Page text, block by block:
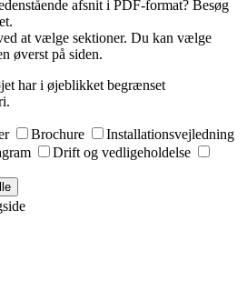
afsnit i PDF-format? Besøg
at vælge sektioner. Du kan vælge
øverst på siden.
har i øjeblikket begrænset
Brochure
Installationsvejledning
Drift og vedligeholdelse